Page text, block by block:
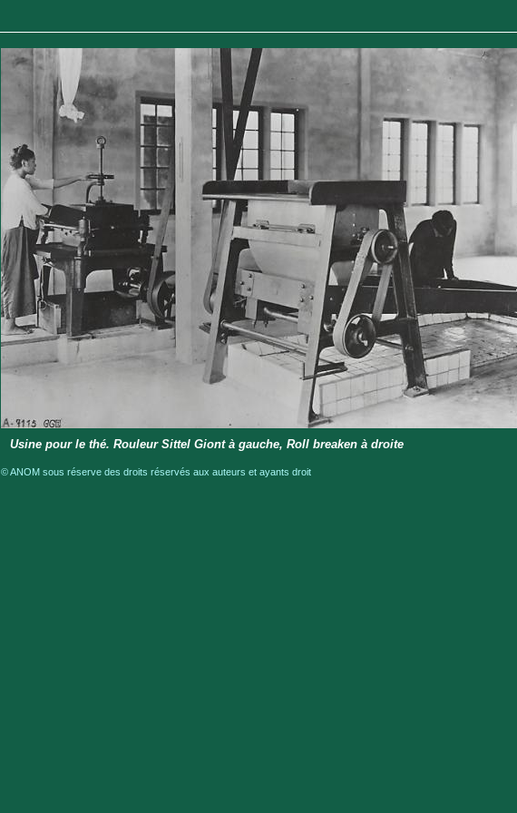
Usine pour le thé. Rouleur Sittel Giont à gauche, Roll breaken à droite
© ANOM sous réserve des droits réservés aux auteurs et ayants droit